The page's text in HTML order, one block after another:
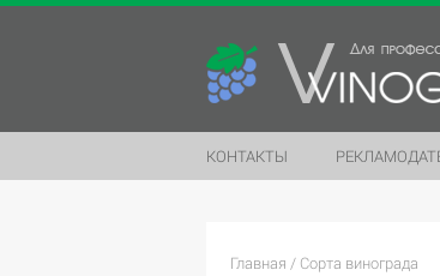
КОНТАКТЫ
Главная / Сорта винограда